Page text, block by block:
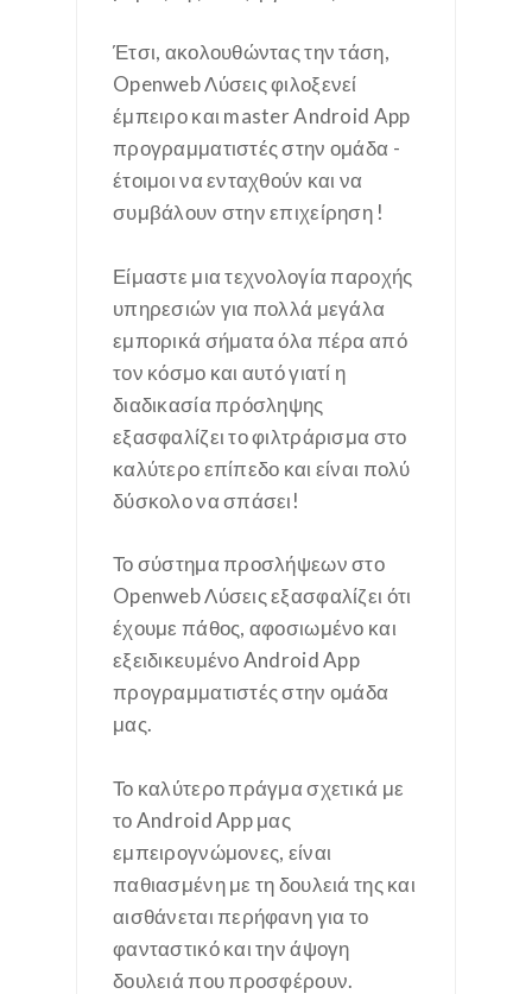
Έτσι, ακολουθώντας την τάση,
Openweb Λύσεις φιλοξενεί
έμπειρο και master Android App
προγραμματιστές στην ομάδα -
έτοιμοι να ενταχθούν και να
συμβάλουν στην επιχείρηση !
Είμαστε μια τεχνολογία παροχής
υπηρεσιών για πολλά μεγάλα
εμπορικά σήματα όλα πέρα από
τον κόσμο και αυτό γιατί η
διαδικασία πρόσληψης
εξασφαλίζει το φιλτράρισμα στο
καλύτερο επίπεδο και είναι πολύ
δύσκολο να σπάσει!
Το σύστημα προσλήψεων στο
Openweb Λύσεις εξασφαλίζει ότι
έχουμε πάθος, αφοσιωμένο και
εξειδικευμένο Android App
προγραμματιστές στην ομάδα
μας.
Το καλύτερο πράγμα σχετικά με
το Android App μας
εμπειρογνώμονες, είναι
παθιασμένη με τη δουλειά της και
αισθάνεται περήφανη για το
φανταστικό και την άψογη
δουλειά που προσφέρουν.